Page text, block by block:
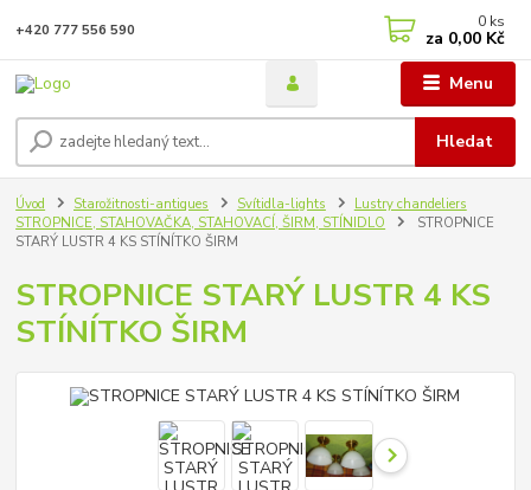
Menu
Hledat
+420 777 556 590 0 ks
za 0,00 Kč
Úvod Starožitnosti-antiques Svítidla-lights
Lustry chandeliers
STROPNICE, STAHOVAČKA, STAHOVACÍ, ŠIRM, STÍNIDLO
STROPNICE
STARÝ LUSTR 4 KS STÍNÍTKO ŠIRM
STROPNICE STARÝ LUSTR 4 KS
STÍNÍTKO ŠIRM